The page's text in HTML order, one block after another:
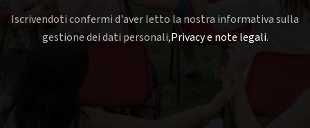
Iscrivendoti confermi d'aver letto la nostra informativa sulla
gestione dei dati personali,Privacy e note legali.